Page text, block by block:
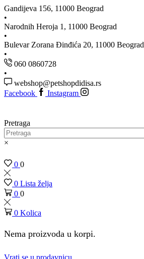
Gandijeva 156, 11000 Beograd
Narodnih Heroja 1, 11000 Beograd
Bulevar Zorana Đinđića 20, 11000 Beograd
060 0860728
webshop@petshopdidisa.rs
Facebook
Instagram
Pretraga
×
0 0
0 Lista želja
0 0
0 Kolica
Nema proizvoda u korpi.
Vrati se u prodavnicu